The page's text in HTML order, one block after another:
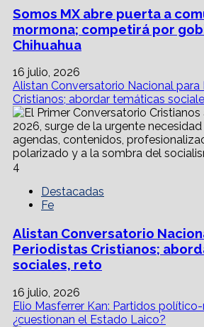
Somos MX abre puerta a
mormona; competirá por
Chihuahua
16 julio, 2026
Alistan Conversatorio Nacional para
Cristianos; abordar temáticas
4
Destacadas
Fe
Alistan Conversatorio
Periodistas Cristianos;
sociales, reto
16 julio, 2026
Elio Masferrer Kan: Partidos político-
¿cuestionan el Estado Laico?